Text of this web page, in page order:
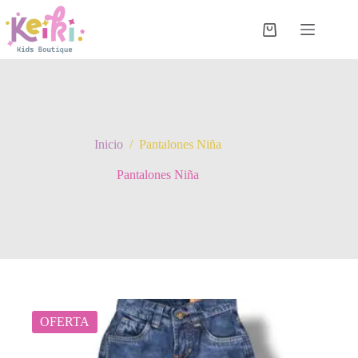
al
contenido
Carro
Inicio / Pantalones Niña
Pantalones Niña
OFERTA